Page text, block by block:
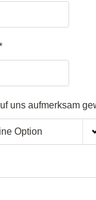
uns aufmerksam